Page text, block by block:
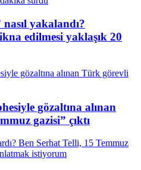
yakalandı?
edilmesi yaklaşık 20
gözaltına alınan
gazisi” çıktı